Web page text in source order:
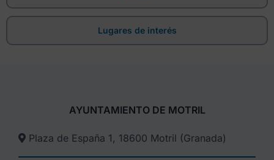
Lugares de interés
AYUNTAMIENTO DE MOTRIL
Plaza de España 1, 18600 Motril (Granada)​